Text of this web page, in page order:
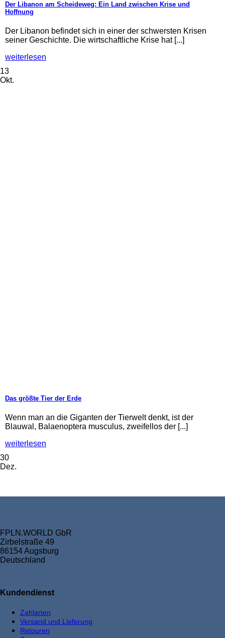
Der Libanon am Scheideweg: Ein Land zwischen Krise und
Hoffnung
Der Libanon befindet sich in einer der schwersten Krisen
seiner Geschichte. Die wirtschaftliche Krise hat [...]
weiterlesen
13
Okt.
Das größte Tier der Erde
Wenn man an die Giganten der Tierwelt denkt, ist der
Blauwal, Balaenoptera musculus, zweifellos der [...]
weiterlesen
30
Dez.
FPLN.WORLD GbR
Zirbelstraße 49
86154 Augsburg
Deutschland
Kundendienst
Zahlarten
Versand und Lieferung
Retouren